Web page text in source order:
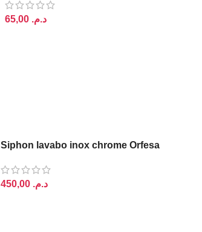
د.م.
ORFESA
Siphon lavabo inox chrome Orfesa
د.م.